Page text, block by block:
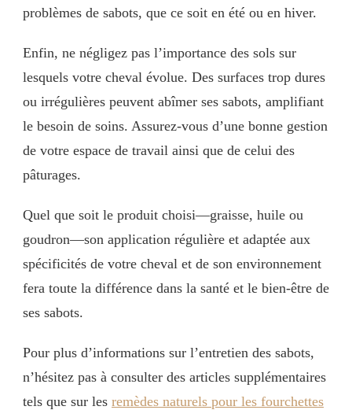
problèmes de sabots, que ce soit en été ou en hiver.
Enfin, ne négligez pas l’importance des sols sur
lesquels votre cheval évolue. Des surfaces trop dures
ou irrégulières peuvent abîmer ses sabots, amplifiant
le besoin de soins. Assurez-vous d’une bonne gestion
de votre espace de travail ainsi que de celui des
pâturages.
Quel que soit le produit choisi—graisse, huile ou
goudron—son application régulière et adaptée aux
spécificités de votre cheval et de son environnement
fera toute la différence dans la santé et le bien-être de
ses sabots.
Pour plus d’informations sur l’entretien des sabots,
n’hésitez pas à consulter des articles supplémentaires
tels que sur les remèdes naturels pour les fourchettes